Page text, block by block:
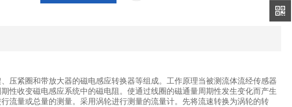
压紧圈和带放大器的磁电感应转换器等组成。工作原理当被测流体流经传感器
性收变磁电感应系统中的磁电阻。使通过线圈的磁通量周期性发生变化而产生
流量或总量的测量。采用涡轮进行测量的流量计。先将流速转换为涡轮的转